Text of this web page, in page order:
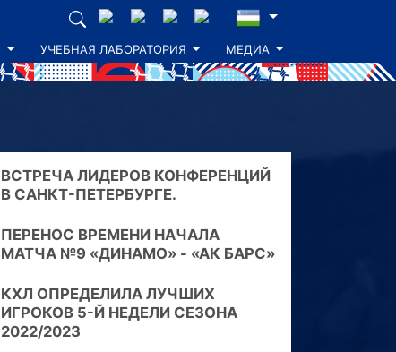
УЧЕБНАЯ ЛАБОРАТОРИЯ МЕДИА
ВСТРЕЧА ЛИДЕРОВ КОНФЕРЕНЦИЙ
В САНКТ-ПЕТЕРБУРГЕ.
ПЕРЕНОС ВРЕМЕНИ НАЧАЛА
МАТЧА №9 «ДИНАМО» - «АК БАРС»
КХЛ ОПРЕДЕЛИЛА ЛУЧШИХ
ИГРОКОВ 5-Й НЕДЕЛИ СЕЗОНА
2022/2023